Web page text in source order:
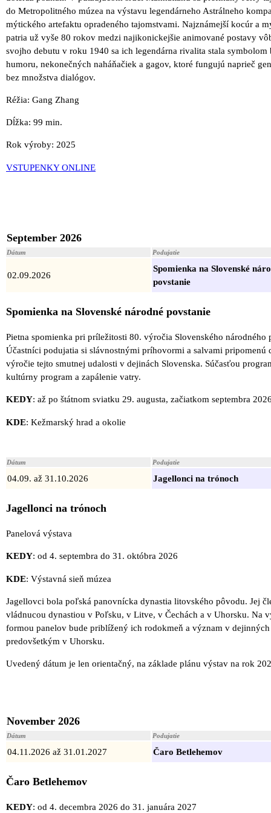
do Metropolitného múzea na výstavu legendárneho Astrálneho
mýtického artefaktu opradeného tajomstvami. Najznámejší kocúr a
patria už vyše 80 rokov medzi najikonickejšie animované postavy
svojho debutu v roku 1940 sa ich legendárna rivalita stala symbolom
humoru, nekonečných naháňačiek a gagov, ktoré fungujú naprieč
bez množstva dialógov.
Réžia: Gang Zhang
Dĺžka: 99 min.
Rok výroby: 2025
VSTUPENKY ONLINE
September 2026
Dátum Podujatie
02.09.2026
Spomienka na Slovenské
povstanie
Spomienka na Slovenské národné povstanie
Pietna spomienka pri príležitosti 80. výročia Slovenského národného
Účastníci podujatia si slávnostnými príhovormi a salvami pripomenú
výročie tejto smutnej udalosti v dejinách Slovenska. Súčasťou
kultúrny program a zapálenie vatry.
KEDY: až po štátnom sviatku 29. augusta, začiatkom septembra
KDE: Kežmarský hrad a okolie
Dátum Podujatie
04.09. až 31.10.2026 Jagellonci na trónoch
Jagellonci na trónoch
Panelová výstava
KEDY: od 4. septembra do 31. októbra 2026
KDE: Výstavná sieň múzea
Jagellovci bola poľská panovnícka dynastia litovského pôvodu. Jej
vládnucou dynastiou v Poľsku, v Litve, v Čechách a v Uhorsku. Na
formou panelov bude priblížený ich rodokmeň a význam v
predovšetkým v Uhorsku.
Uvedený dátum je len orientačný, na základe plánu výstav na rok
November 2026
Dátum Podujatie
04.11.2026 až 31.01.2027 Čaro Betlehemov
Čaro Betlehemov
KEDY: od 4. decembra 2026 do 31. januára 2027